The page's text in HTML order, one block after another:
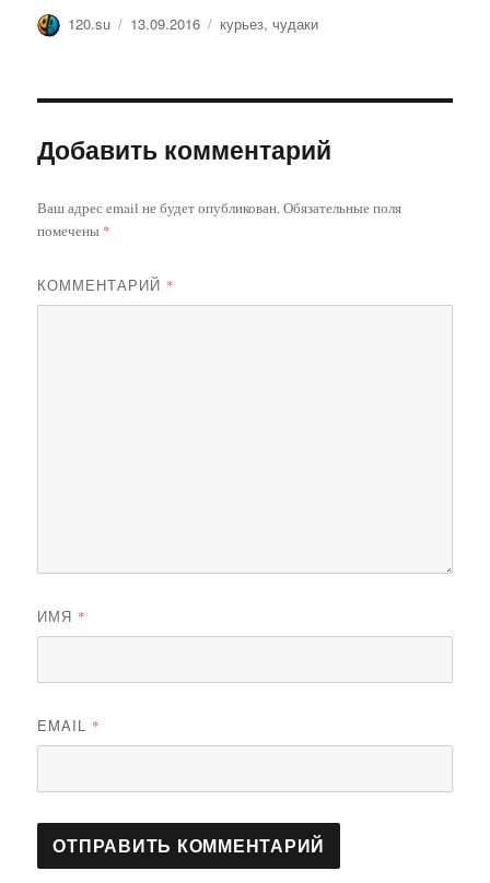
Автор
120.su Опубликовано
13.09.2016 Метки
курьез,чудаки
Добавить комментарий
Ваш адрес email не будет опубликован. Обязательные поля
помечены *
КОММЕНТАРИЙ *
ИМЯ *
EMAIL *